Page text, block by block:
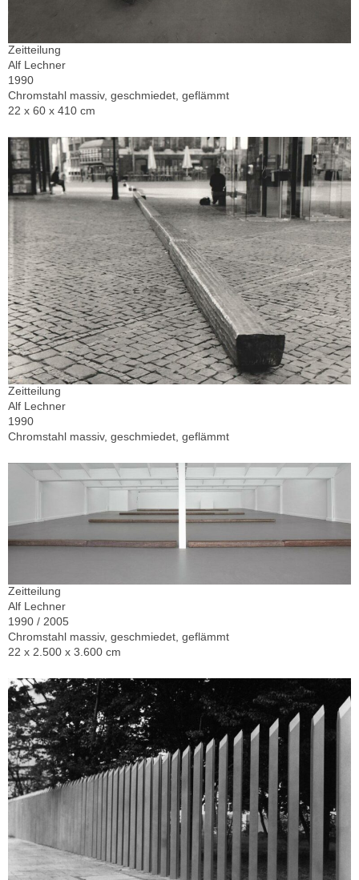
Zeitteilung
Alf Lechner
1990
Chromstahl massiv, geschmiedet, geflämmt
22 x 60 x 410 cm
Zeitteilung
Alf Lechner
1990
Chromstahl massiv, geschmiedet, geflämmt
Zeitteilung
Alf Lechner
1990 / 2005
Chromstahl massiv, geschmiedet, geflämmt
22 x 2.500 x 3.600 cm